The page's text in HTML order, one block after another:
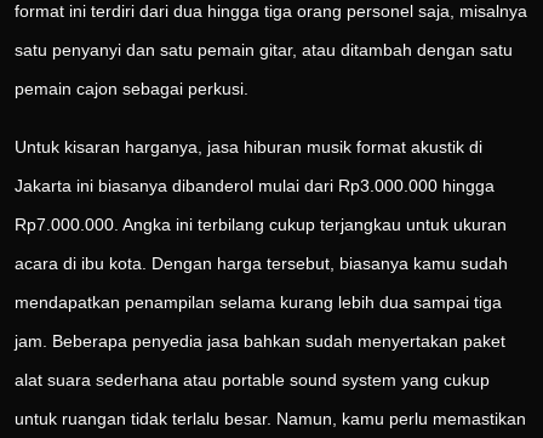
format ini terdiri dari dua hingga tiga orang personel saja, misalnya
satu penyanyi dan satu pemain gitar, atau ditambah dengan satu
pemain cajon sebagai perkusi.
Untuk kisaran harganya, jasa hiburan musik format akustik di
Jakarta ini biasanya dibanderol mulai dari Rp3.000.000 hingga
Rp7.000.000. Angka ini terbilang cukup terjangkau untuk ukuran
acara di ibu kota. Dengan harga tersebut, biasanya kamu sudah
mendapatkan penampilan selama kurang lebih dua sampai tiga
jam. Beberapa penyedia jasa bahkan sudah menyertakan paket
alat suara sederhana atau portable sound system yang cukup
untuk ruangan tidak terlalu besar. Namun, kamu perlu memastikan